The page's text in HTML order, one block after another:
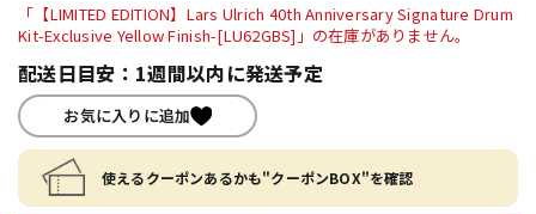
「【LIMITED EDITION】Lars Ulrich 40th Anniversary Signature Drum
Kit-Exclusive Yellow Finish-[LU62GBS]」の在庫がありません。
配送日目安：1週間以内に発送予定
お気に入りに追加
使えるクーポンあるかも"クーポンBOX"を確認